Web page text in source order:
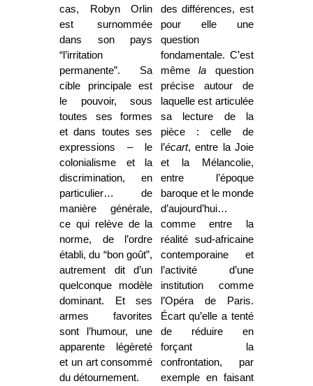
cas, Robyn Orlin
est surnommée
dans son pays
“l’irritation
permanente”. Sa
cible principale est
le pouvoir, sous
toutes ses formes
et dans toutes ses
expressions – le
colonialisme et la
discrimination, en
particulier… de
manière générale,
ce qui relève de la
norme, de l’ordre
établi, du “bon goût”,
autrement dit d’un
quelconque modèle
dominant. Et ses
armes favorites
sont l’humour, une
apparente légèreté
et un art consommé
du détournement.
des différences, est
pour elle une
question
fondamentale. C’est
mêmela question
précise autour de
laquelle est articulée
sa lecture de la
pièce : celle de
l’écart, entre la Joie
et la Mélancolie,
entre l’époque
baroque et le monde
d’aujourd’hui…
comme entre la
réalité sud-africaine
contemporaine et
l’activité d’une
institution comme
l’Opéra de Paris.
Écart qu’elle a tenté
de réduire en
forçant la
confrontation, par
exemple en faisant